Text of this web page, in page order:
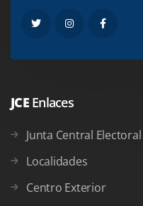
JCE Enlaces
Junta Central Electoral
Localidades
Centro Exterior